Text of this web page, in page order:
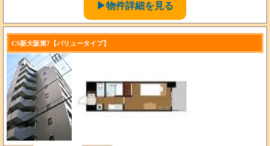
▶物件詳細を見る
CS新大阪第7【バリュータイプ】